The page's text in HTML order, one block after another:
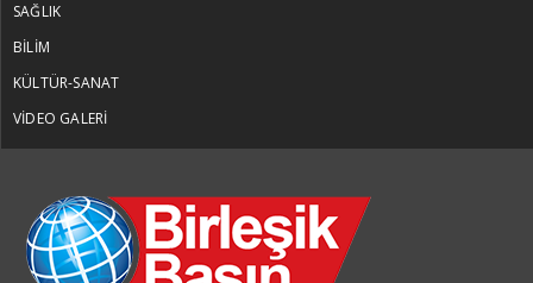
SAĞLIK
BİLİM
KÜLTÜR-SANAT
VİDEO GALERİ